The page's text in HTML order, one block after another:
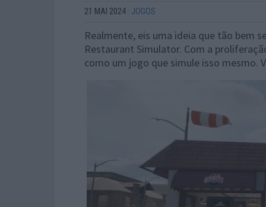
21 MAI 2024 · JOGOS
Realmente, eis uma ideia que tão bem
Restaurant Simulator. Com a
como um jogo que simule isso mesmo.